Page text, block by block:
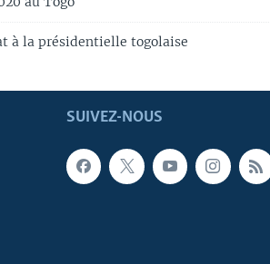
à la présidentielle togolaise
SUIVEZ-NOUS